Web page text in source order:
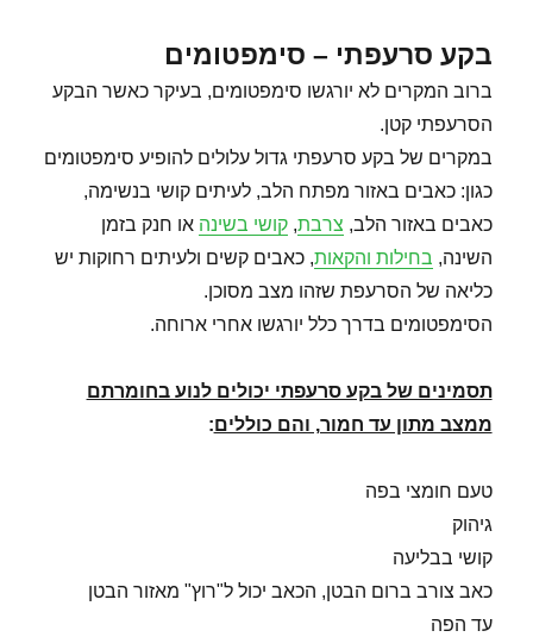
בקע סרעפתי – סימפטומים
ברוב המקרים לא יורגשו סימפטומים, בעיקר כאשר הבקע
הסרעפתי קטן.
במקרים של בקע סרעפתי גדול עלולים להופיע סימפטומים
כגון: כאבים באזור מפתח הלב, לעיתים קושי בנשימה,
כאבים באזור הלב, צרבת,קושי בשינה או חנק בזמן
השינה, בחילות והקאות, כאבים קשים ולעיתים רחוקות יש
כליאה של הסרעפת שזהו מצב מסוכן.
הסימפטומים בדרך כלל יורגשו אחרי ארוחה.
תסמינים של בקע סרעפתי יכולים לנוע בחומרתם
ממצב מתון עד חמור, והם כוללים:
טעם חומצי בפה
גיהוק
קושי בבליעה
כאב צורב ברום הבטן, הכאב יכול ל"רוץ" מאזור הבטן
עד הפה